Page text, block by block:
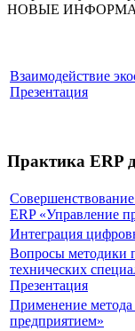
НОВЫЕ
Взаимодействие
Презентация
Практика ERP
ERP «Управление
Интеграция
Вопросы методики
технических
Презентация
Применение метода
предприятием»